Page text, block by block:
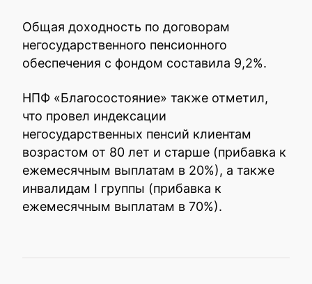
Общая доходность по договорам
негосударственного пенсионного
обеспечения с фондом составила 9,2%.
НПФ «Благосостояние» также отметил,
что провел индексации
негосударственных пенсий клиентам
возрастом от 80 лет и старше (прибавка к
ежемесячным выплатам в 20%), а также
инвалидам I группы (прибавка к
ежемесячным выплатам в 70%).